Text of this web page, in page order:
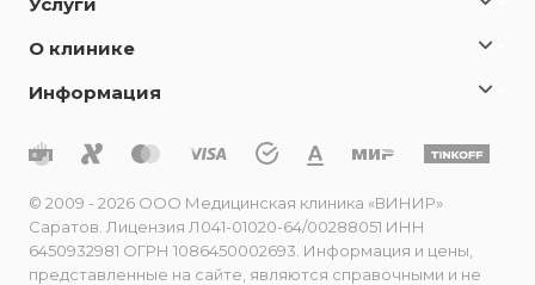
О клинике
Информация
© 2009 - 2026 ООО Медицинская клиника «ВИНИР»
Саратов. Лицензия Л041-01020-64/00288051 ИНН
6450932981 ОГРН 1086450002693. Информация и цены,
представленные на сайте, являются справочными и не